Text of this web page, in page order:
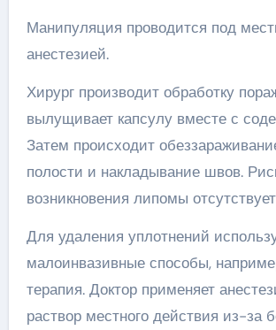
Манипуляция проводится под
анестезией.
Хирург производит обработку
вылущивает капсулу вместе с
Затем происходит
полости и накладывание швов.
возникновения липомы
Для удаления уплотнений
малоинвазивные способы,
терапия. Доктор применяет
раствор местного действия из-за